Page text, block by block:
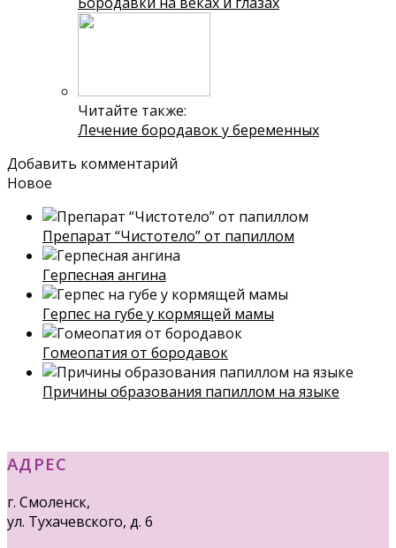
Читайте также:
Лечение бородавок у беременных
Добавить комментарий
Новое
Препарат “Чистотело” от папиллом
Герпесная ангина
Герпес на губе у кормящей мамы
Гомеопатия от бородавок
Причины образования папиллом на языке
АДРЕС
г. Смоленск,
ул. Тухачевского, д. 6